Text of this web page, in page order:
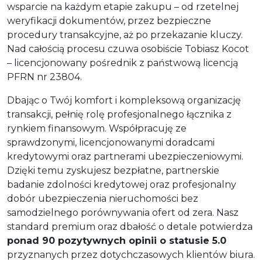
wsparcie na każdym etapie zakupu – od rzetelnej
weryfikacji dokumentów, przez bezpieczne
procedury transakcyjne, aż po przekazanie kluczy.
Nad całością procesu czuwa osobiście Tobiasz Kocot
– licencjonowany pośrednik z państwową licencją
PFRN nr 23804.
Dbając o Twój komfort i kompleksową organizację
transakcji, pełnię rolę profesjonalnego łącznika z
rynkiem finansowym. Współpracuję ze
sprawdzonymi, licencjonowanymi doradcami
kredytowymi oraz partnerami ubezpieczeniowymi.
Dzięki temu zyskujesz bezpłatne, partnerskie
badanie zdolności kredytowej oraz profesjonalny
dobór ubezpieczenia nieruchomości bez
samodzielnego porównywania ofert od zera. Nasz
standard premium oraz dbałość o detale potwierdza
ponad 90 pozytywnych opinii o statusie 5.0
przyznanych przez dotychczasowych klientów biura.